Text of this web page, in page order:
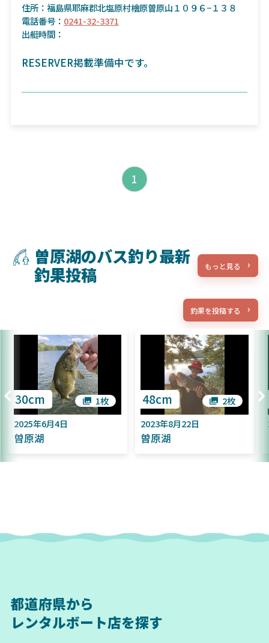
住所：福島県耶麻郡北塩原村檜原曽原山１０９６−１３８
電話番号： 0241-32-3371
出艇時間：
RESERVER掲載準備中です。
1
曽原湖のバス釣り最新
釣果投稿
もっと見る
釣果を投稿する
2025年6月4日
曽原湖
1枚
30cm
2023年8月22日
曽原湖
2枚
48cm
都道府県から
レンタルボート店を探す